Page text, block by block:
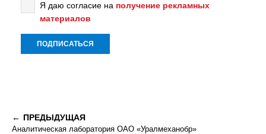
Я даю согласие на получение рекламных
материалов
ПРЕДЫДУЩАЯ
Аналитическая лаборатория ОАО «Уралмеханобр»